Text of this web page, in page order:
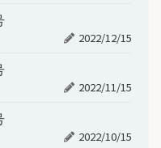
2022/12/15
2022/11/15
2022/10/15